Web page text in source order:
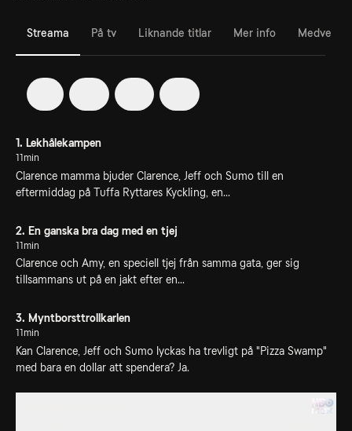
Streama På tv Liknande titlar Mer info
1. Lekhålekampen
11min
Clarence mamma bjuder Clarence, Jeff och Sumo till en
eftermiddag på Tuffa Ryttares Kyckling, en...
2. En ganska bra dag med en tjej
11min
Clarence och Amy, en speciell tjej från samma gata, ger sig
tillsammans ut på en jakt efter en...
3. Myntborsttrollkarlen
11min
Kan Clarence, Jeff och Sumo lyckas ha trevligt på "Pizza Swamp"
med bara en dollar att spendera? Ja.